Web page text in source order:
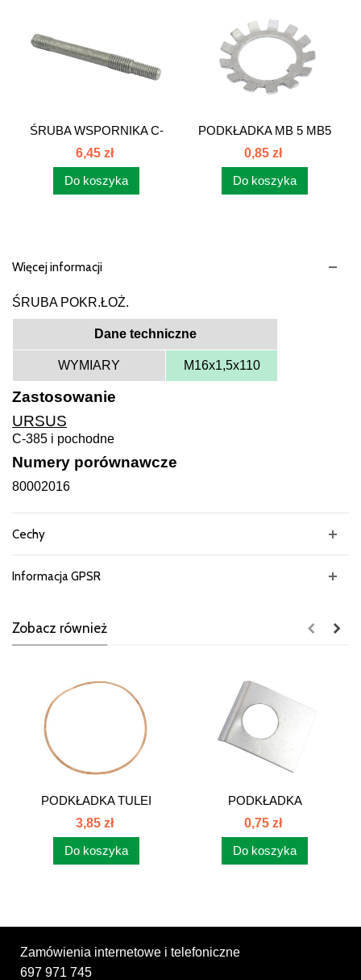
ŚRUBA WSPORNIKA C-
385 86005027
6,45 zł
Do koszyka
PODKŁADKA MB 5 MB5
0,85 zł
Do koszyka
Więcej informacji
ŚRUBA POKR.ŁOŻ.
Dane techniczne
WYMIARY M16x1,5x110
Zastosowanie
URSUS
C-385 i pochodne
Numery porównawcze
80002016
Cechy
Informacja GPSR
Zobacz również
PODKŁADKA TULEI
SILNIKA C-385...
3,85 zł
Do koszyka
PODKŁADKA
ZABEZPIECZAJĄCA
STOPY...
0,75 zł
Do koszyka
Zamówienia internetowe i telefoniczne
697 971 745